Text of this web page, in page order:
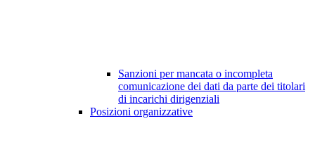
Sanzioni per mancata o incompleta
comunicazione dei dati da parte dei titolari
di incarichi dirigenziali
Posizioni organizzative